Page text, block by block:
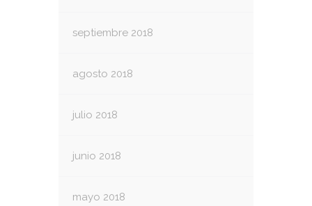
septiembre 2018
agosto 2018
julio 2018
junio 2018
mayo 2018